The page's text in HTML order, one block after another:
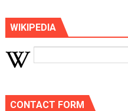
WIKIPEDIA
CONTACT FORM